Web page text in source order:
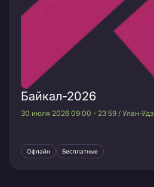
Байкал-2026
30 июля 2026 09:00 - 23:59 / Улан-Удэ
Офлайн Бесплатные